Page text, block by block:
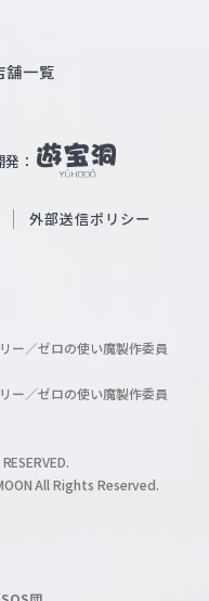
発：
舗一覧
外部送信ポリシー
ー／ゼロの使い魔製作委員
ー／ゼロの使い魔製作委員
All Rights Reserved.